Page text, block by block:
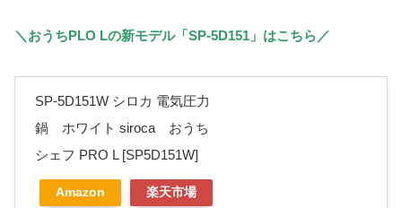
＼おうちPLO Lの新モデル「SP-5D151」はこちら／
SP-5D151W シロカ 電気圧力
鍋 ホワイト siroca おうち
シェフ PRO L [SP5D151W]
Amazon 楽天市場